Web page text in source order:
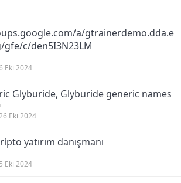
a/gtrainerdemo.dda.e
c/den5I3N23LM
Eki 2024
Glyburide, Glyburide generic names
Eki 2024
yatırım danışmanı
Eki 2024